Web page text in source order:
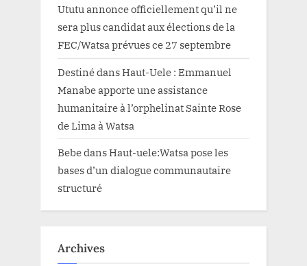
Ututu annonce officiellement qu’il ne
sera plus candidat aux élections de la
FEC/Watsa prévues ce 27 septembre
DestinédansHaut-Uele : Emmanuel
Manabe apporte une assistance
humanitaire à l’orphelinat Sainte Rose
de Lima à Watsa
BebedansHaut-uele:Watsa pose les
bases d’un dialogue communautaire
structuré
Archives